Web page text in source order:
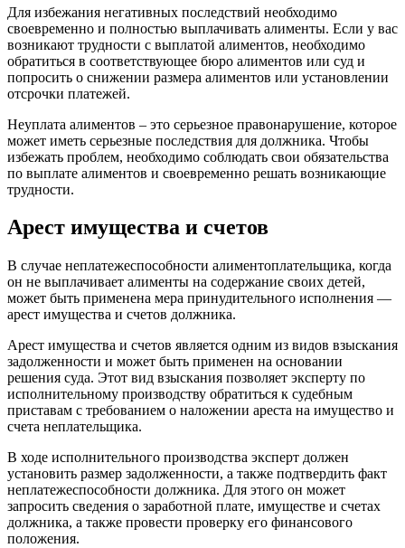
Для избежания негативных последствий необходимо
своевременно и полностью выплачивать алименты. Если у вас
возникают трудности с выплатой алиментов, необходимо
обратиться в соответствующее бюро алиментов или суд и
попросить о снижении размера алиментов или установлении
отсрочки платежей.
Неуплата алиментов – это серьезное правонарушение, которое
может иметь серьезные последствия для должника. Чтобы
избежать проблем, необходимо соблюдать свои обязательства
по выплате алиментов и своевременно решать возникающие
трудности.
Арест имущества и счетов
В случае неплатежеспособности алиментоплательщика, когда
он не выплачивает алименты на содержание своих детей,
может быть применена мера принудительного исполнения —
арест имущества и счетов должника.
Арест имущества и счетов является одним из видов взыскания
задолженности и может быть применен на основании
решения суда. Этот вид взыскания позволяет эксперту по
исполнительному производству обратиться к судебным
приставам с требованием о наложении ареста на имущество и
счета неплательщика.
В ходе исполнительного производства эксперт должен
установить размер задолженности, а также подтвердить факт
неплатежеспособности должника. Для этого он может
запросить сведения о заработной плате, имуществе и счетах
должника, а также провести проверку его финансового
положения.